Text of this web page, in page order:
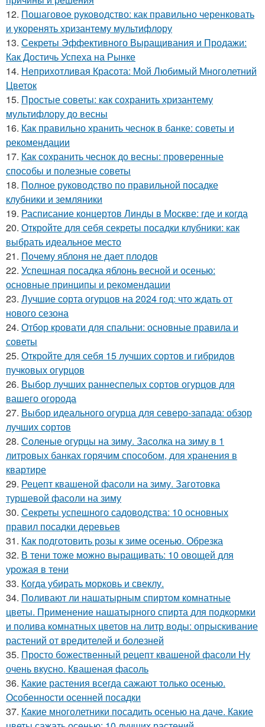
12. Пошаговое руководство: как правильно черенковать
и укоренять хризантему мультифлору
13. Секреты Эффективного Выращивания и Продажи:
Как Достичь Успеха на Рынке
14. Неприхотливая Красота: Мой Любимый Многолетний
Цветок
15. Простые советы: как сохранить хризантему
мультифлору до весны
16. Как правильно хранить чеснок в банке: советы и
рекомендации
17. Как сохранить чеснок до весны: проверенные
способы и полезные советы
18. Полное руководство по правильной посадке
клубники и земляники
19. Расписание концертов Линды в Москве: где и когда
20. Откройте для себя секреты посадки клубники: как
выбрать идеальное место
21. Почему яблоня не дает плодов
22. Успешная посадка яблонь весной и осенью:
основные принципы и рекомендации
23. Лучшие сорта огурцов на 2024 год: что ждать от
нового сезона
24. Отбор кровати для спальни: основные правила и
советы
25. Откройте для себя 15 лучших сортов и гибридов
пучковых огурцов
26. Выбор лучших раннеспелых сортов огурцов для
вашего огорода
27. Выбор идеального огурца для северо-запада: обзор
лучших сортов
28. Соленые огурцы на зиму. Засолка на зиму в 1
литровых банках горячим способом, для хранения в
квартире
29. Рецепт квашеной фасоли на зиму. Заготовка
туршевой фасоли на зиму
30. Секреты успешного садоводства: 10 основных
правил посадки деревьев
31. Как подготовить розы к зиме осенью. Обрезка
32. В тени тоже можно выращивать: 10 овощей для
урожая в тени
33. Когда убирать морковь и свеклу.
34. Поливают ли нашатырным спиртом комнатные
цветы. Применение нашатырного спирта для подкормки
и полива комнатных цветов на литр воды: опрыскивание
растений от вредителей и болезней
35. Просто божественный рецепт квашеной фасоли Ну
очень вкусно. Квашеная фасоль
36. Какие растения всегда сажают только осенью.
Особенности осенней посадки
37. Какие многолетники посадить осенью на даче. Какие